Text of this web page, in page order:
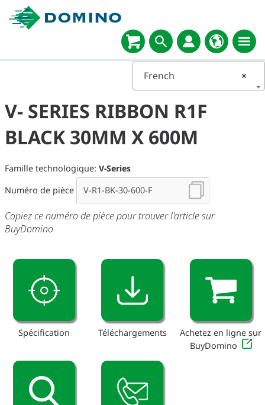
×
French
V- SERIES RIBBON R1F
BLACK 30MM X 600M
Famille technologique: V-Series
Numéro de pièce
Copiez ce numéro de pièce pour trouver l'article sur
BuyDomino
Spécification Téléchargements
Achetez en ligne sur
BuyDomino